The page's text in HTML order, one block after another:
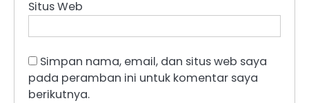
Situs Web
Simpan nama, email, dan situs web saya
pada peramban ini untuk komentar saya
berikutnya.